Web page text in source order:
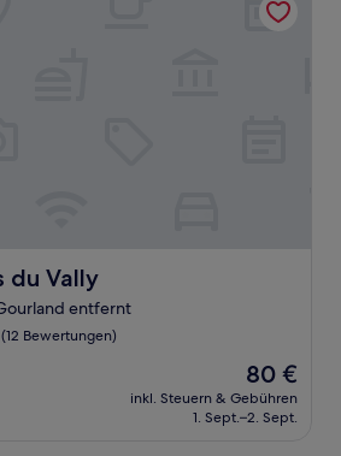
du Vally
entfernt
(12 Bewertungen)
Der
Preis
beträgt
80 €
inkl. Steuern & Gebühren
1. Sept.–2. Sept.